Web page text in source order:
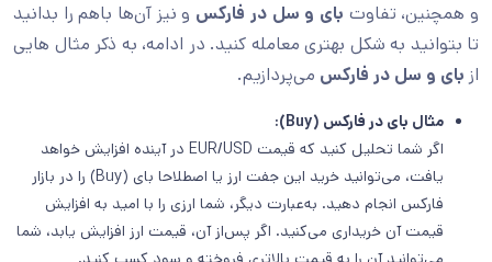
و همچنین، تفاوت بای و سل در فارکس و نیز آن‌ها باهم را بدانید
تا بتوانید به شکل بهتری معامله کنید. در ادامه، به ذکر مثال هایی
از بای و سل در فارکس می‌پردازیم.
مثال بای در فارکس (Buy):
اگر شما تحلیل کنید که قیمت EUR/USD در آینده افزایش خواهد
یافت، می‌توانید خرید این جفت ارز یا اصطلاحا بای (Buy) را در بازار
فارکس انجام دهید. به‌عبارت دیگر، شما ارزی را با امید به افزایش
قیمت آن خریداری می‌کنید. اگر پس‌از آن، قیمت ارز افزایش یابد، شما